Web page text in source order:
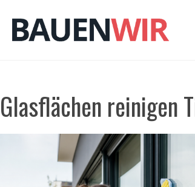
Inhalt
springen
Glasflächen reinigen